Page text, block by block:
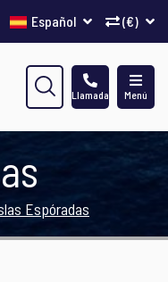
(€)
Español
Menú
Llamada
Espóradas